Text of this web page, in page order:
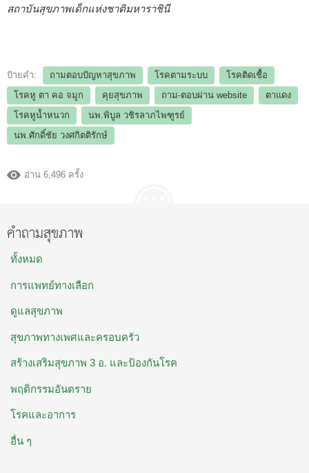
สถาบันสุขภาพเด็กแห่งชาติมหาราชินี
ป้ายคำ: ถามตอบปัญหาสุขภาพ โรคตามระบบ
โรคติดเชื้อ
โรคหู ตา คอ จมูก
คุยสุขภาพ ถาม-ตอบผ่าน website
ตาแดง
โรคหูน้ำหนวก
นพ.พิบูล วชิรลาภไพฑูรย์
นพ.ศักดิ์ชัย วงศกิตติรักษ์
อ่าน 6,496 ครั้ง
คำถามสุขภาพ
ทั้งหมด
การแพทย์ทางเลือก
ดูแลสุขภาพ
สุขภาพทางเพศและครอบครัว
สร้างเสริมสุขภาพ 3 อ. และป้องกันโรค
พฤติกรรมอันตราย
โรคและอาการ
อื่น ๆ